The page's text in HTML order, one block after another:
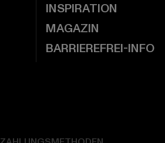
INSPIRATION
MAGAZIN
BARRIEREFREI-INFO